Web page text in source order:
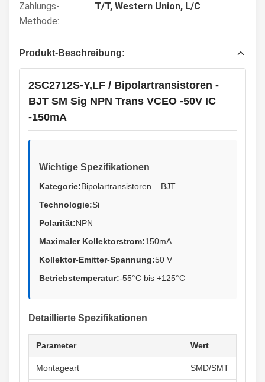
Zahlungs-
Methode:
T/T, Western Union, L/C
Produkt-Beschreibung:
2SC2712S-Y,LF / Bipolartransistoren -
BJT SM Sig NPN Trans VCEO -50V IC
-150mA
Wichtige Spezifikationen
Kategorie:Bipolartransistoren – BJT
Technologie:Si
Polarität:NPN
Maximaler Kollektorstrom:150mA
Kollektor-Emitter-Spannung:50 V
Betriebstemperatur:-55°C bis +125°C
Detaillierte Spezifikationen
Parameter Wert
Montageart SMD/SMT